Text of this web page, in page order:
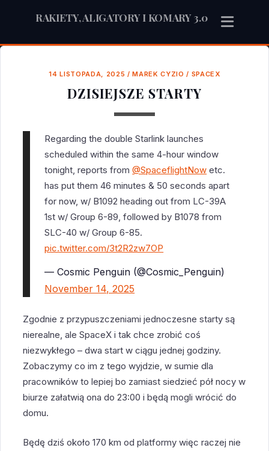
RAKIETY, ALIGATORY I KOMARY 3.0
14 LISTOPADA, 2025 /MAREK CYZIO / SPACEX
DZISIEJSZE STARTY
Regarding the double Starlink launches
scheduled within the same 4-hour window
tonight, reports from@SpaceflightNow etc.
has put them 46 minutes & 50 seconds apart
for now, w/ B1092 heading out from LC-39A
1st w/ Group 6-89, followed by B1078 from
SLC-40 w/ Group 6-85.
pic.twitter.com/3t2R2zw7OP
— Cosmic Penguin (@Cosmic_Penguin)
November 14, 2025
Zgodnie z przypuszczeniami jednoczesne starty są
nierealne, ale SpaceX i tak chce zrobić coś
niezwykłego – dwa start w ciągu jednej godziny.
Zobaczymy co im z tego wyjdzie, w sumie dla
pracowników to lepiej bo zamiast siedzieć pół nocy w
biurze załatwią ona do 23:00 i będą mogli wrócić do
domu.
Będę dziś około 170 km od platformy więc raczej nie